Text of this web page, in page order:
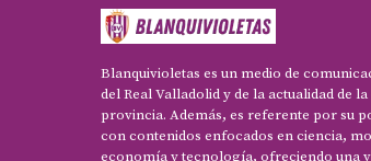
Blanquivioletas es un medio de
del Real Valladolid y de la actualidad de la
provincia. Además, es referente por su
con contenidos enfocados en ciencia,
economía y tecnología, ofreciendo una